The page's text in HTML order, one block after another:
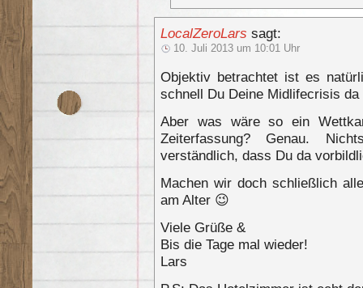
LocalZeroLars sagt:
10. Juli 2013 um 10:01 Uhr
Objektiv betrachtet ist es
schnell Du Deine Midlifecrisis
Aber was wäre so ein
Zeiterfassung? Genau.
verständlich, dass Du da
Machen wir doch schließlich
am Alter 😉
Viele Grüße &
Bis die Tage mal wieder!
Lars